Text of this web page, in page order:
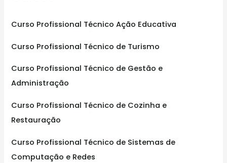
f
r
:
Curso Profissional Técnico Ação Educativa
Curso Profissional Técnico de Turismo
Curso Profissional Técnico de Gestão e
Administração
Curso Profissional Técnico de Cozinha e
Restauração
Curso Profissional Técnico de Sistemas de
Computação e Redes